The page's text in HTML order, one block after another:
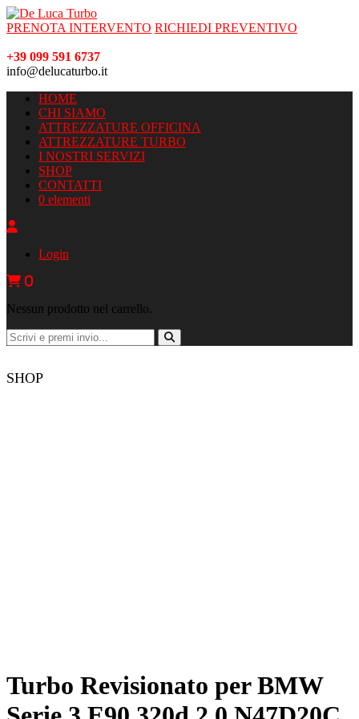
PRENOTA INTERVENTO RICHIEDI PREVENTIVO
+39 099 591 6737
info@delucaturbo.it
HOME
CHI SIAMO
ATTREZZATURE OFFICINA
ATTREZZATURE TURBO
I NOSTRI SERVIZI
SHOP
CONTATTI
0 elementi
Login
0
Nessun prodotto nel carrello.
SHOP
Turbo Revisionato per BMW